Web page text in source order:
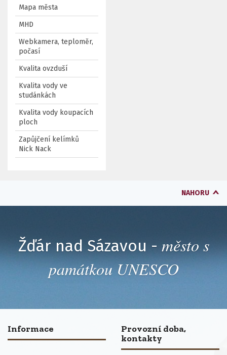
Mapa města
MHD
Webkamera, teploměr,
počasí
Kvalita ovzduší
Kvalita vody ve
studánkách
Kvalita vody koupacích
ploch
Zapůjčení kelímků
Nick Nack
NAHORU
Žďár nad Sázavou - město s
památkou UNESCO
Informace
Provozní doba,
kontakty